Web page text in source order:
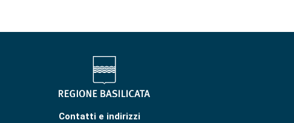
Contatti e indirizzi